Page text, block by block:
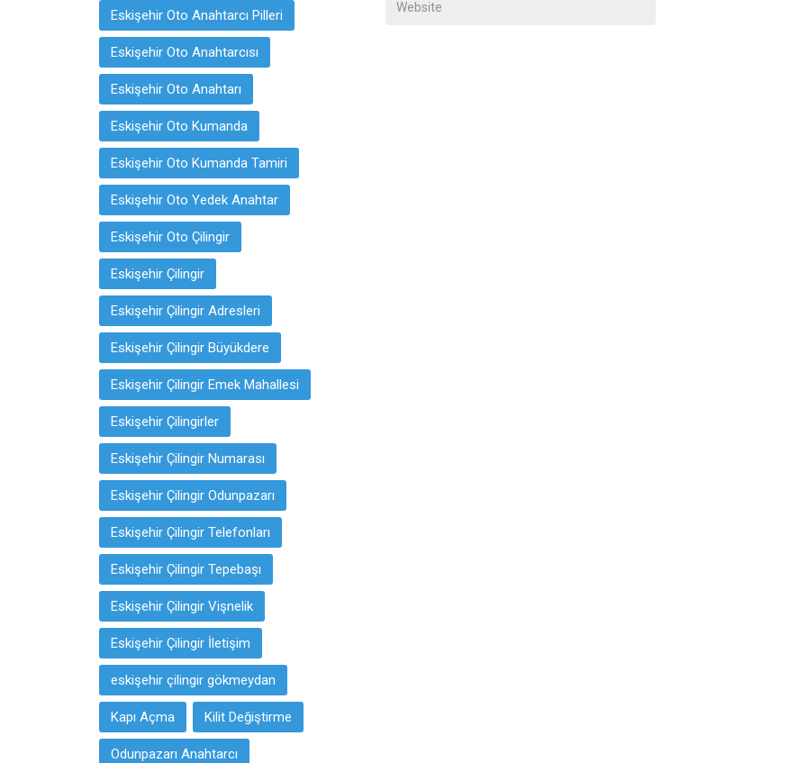
Eskişehir Oto Anahtarcı Pilleri
Eskişehir Oto Anahtarcısı
Eskişehir Oto Anahtarı
Eskişehir Oto Kumanda
Eskişehir Oto Kumanda Tamiri
Eskişehir Oto Yedek Anahtar
Eskişehir Oto Çilingir
Eskişehir Çilingir
Eskişehir Çilingir Adresleri
Eskişehir Çilingir Büyükdere
Eskişehir Çilingir Emek Mahallesi
Eskişehir Çilingirler
Eskişehir Çilingir Numarası
Eskişehir Çilingir Odunpazarı
Eskişehir Çilingir Telefonları
Eskişehir Çilingir Tepebaşı
Eskişehir Çilingir Vişnelik
Eskişehir Çilingir İletişim
eskişehir çilingir gökmeydan
Kapı Açma Kilit Değiştirme
Odunpazarı Anahtarcı